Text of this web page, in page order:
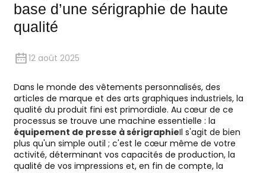
base d’une sérigraphie de haute
qualité
12 août 2025
Dans le monde des vêtements personnalisés, des
articles de marque et des arts graphiques industriels, la
qualité du produit fini est primordiale. Au cœur de ce
processus se trouve une machine essentielle : la
équipement de presse à sérigraphieIl s'agit de bien
plus qu'un simple outil ; c'est le cœur même de votre
activité, déterminant vos capacités de production, la
qualité de vos impressions et, en fin de compte, la